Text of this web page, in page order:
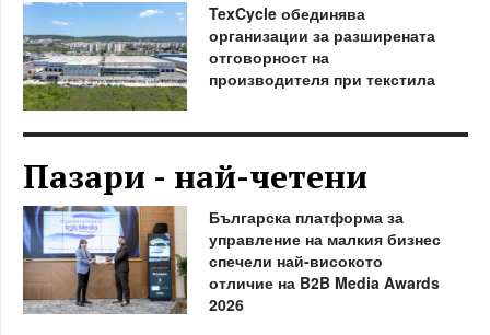
TexCycle обединява
организации за разширената
отговорност на
производителя при текстила
Пазари - най-четени
Българска платформа за
управление на малкия бизнес
спечели най-високото
отличие на B2B Media Awards
2026